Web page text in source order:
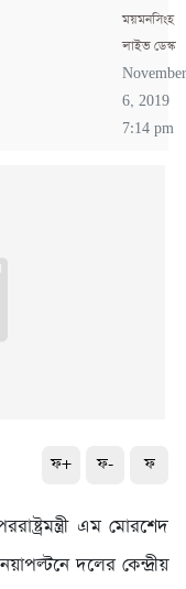
ময়মনসিংহ
লাইভ ডেস্ক
November
6, 2019
7:14 pm
ফ+ ফ- ফ
এম মোরশেদ
দলের কেন্দ্রীয়